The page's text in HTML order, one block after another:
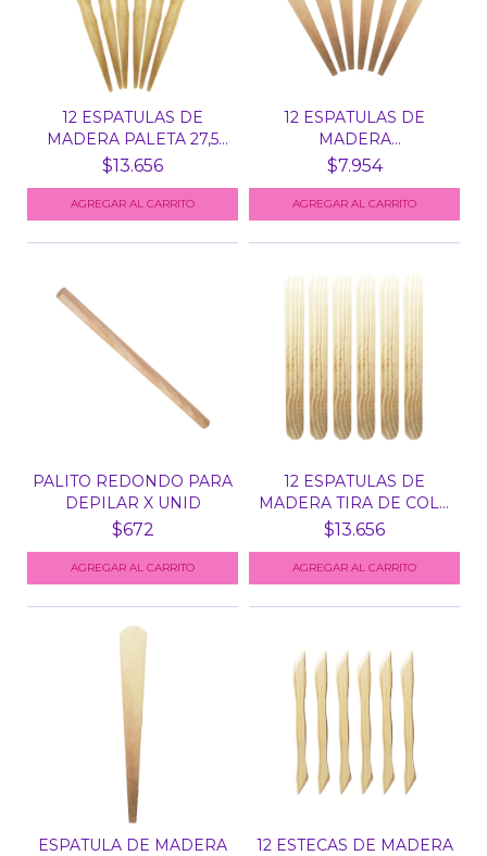
12 ESPATULAS DE
MADERA PALETA 27,5
CM -...
$13.656
12 ESPATULAS DE
MADERA
PROFESIONALES 27...
$7.954
PALITO REDONDO PARA
DEPILAR X UNID
$672
12 ESPATULAS DE
MADERA TIRA DE COLA
25 C...
$13.656
ESPATULA DE MADERA
12 ESTECAS DE MADERA